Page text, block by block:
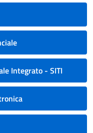
Integrato - SITI